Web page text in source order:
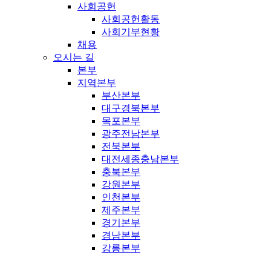
사회공헌
사회공헌활동
사회기부현황
채용
오시는 길
본부
지역본부
부산본부
대구경북본부
목포본부
광주전남본부
전북본부
대전세종충남본부
충북본부
강원본부
인천본부
제주본부
경기본부
경남본부
강릉본부